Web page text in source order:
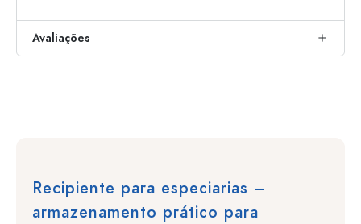
Avaliações
Recipiente para especiarias –
armazenamento prático para